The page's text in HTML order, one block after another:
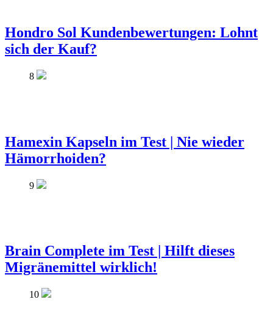
Hondro Sol Kundenbewertungen: Lohnt
sich der Kauf?
8
Hamexin Kapseln im Test | Nie wieder
Hämorrhoiden?
9
Brain Complete im Test | Hilft dieses
Migränemittel wirklich!
10